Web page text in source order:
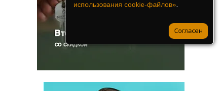
использования cookie-файлов»
Согласен